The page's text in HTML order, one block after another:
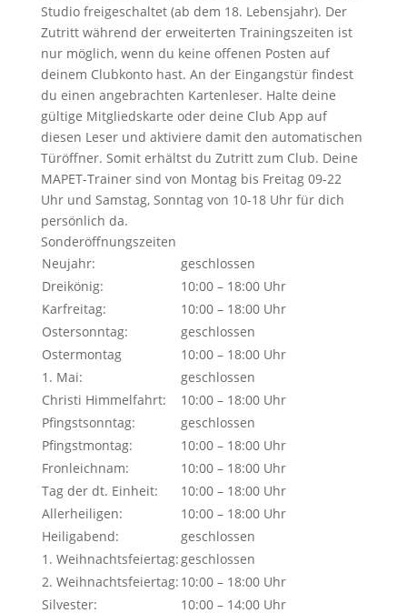
Studio freigeschaltet (ab dem 18. Lebensjahr). Der
Zutritt während der erweiterten Trainingszeiten ist
nur möglich, wenn du keine offenen Posten auf
deinem Clubkonto hast. An der Eingangstür findest
du einen angebrachten Kartenleser. Halte deine
gültige Mitgliedskarte oder deine Club App auf
diesen Leser und aktiviere damit den automatischen
Türöffner. Somit erhältst du Zutritt zum Club. Deine
MAPET-Trainer sind von Montag bis Freitag 09-22
Uhr und Samstag, Sonntag von 10-18 Uhr für dich
persönlich da.
Sonderöffnungszeiten
Neujahr:
geschlossen
Dreikönig:
10:00 – 18:00 Uhr
Karfreitag:
10:00 – 18:00 Uhr
Ostersonntag:
geschlossen
Ostermontag
10:00 – 18:00 Uhr
1. Mai:
geschlossen
Christi Himmelfahrt:
10:00 – 18:00 Uhr
Pfingstsonntag:
geschlossen
Pfingstmontag:
10:00 – 18:00 Uhr
Fronleichnam:
10:00 – 18:00 Uhr
Tag der dt. Einheit:
10:00 – 18:00 Uhr
Allerheiligen:
10:00 – 18:00 Uhr
Heiligabend:
geschlossen
1. Weihnachtsfeiertag:geschlossen
2. Weihnachtsfeiertag: 10:00 – 18:00 Uhr
Silvester:
10:00 – 14:00 Uhr